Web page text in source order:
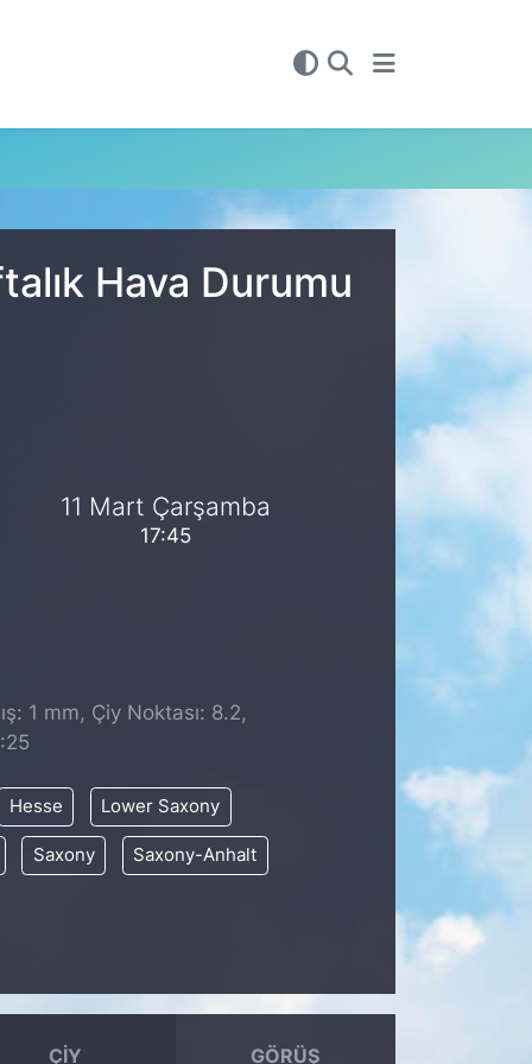
Hava Durumu
11 Mart Çarşamba
17:45
1 mm, Çiy Noktası: 8.2,
Hesse Lower Saxony
Saxony Saxony-Anhalt
ÇIY GÖRÜŞ